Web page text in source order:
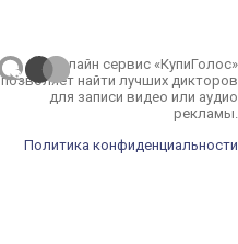
Онлайн сервис «КупиГолос»
позволяет найти лучших дикторов
для записи видео или аудио
рекламы.
Политика конфиденциальности